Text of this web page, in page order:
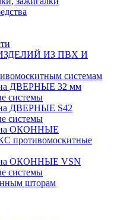
ИЗ ПВХ И
системам
ДВЕРНЫЕ 32 мм
системы
ДВЕРНЫЕ S42
системы
на ОКОННЫЕ
ОКОННЫЕ VSN
системы
шторам